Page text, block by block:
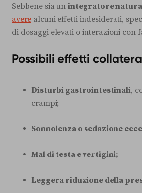
Sebbene sia un integratore
avere alcuni effetti indesiderati,
di dosaggi elevati o interazioni con
Possibili effetti
Disturbi gastrointestinali,
crampi;
Sonnolenza o sedazione
Mal di testa e vertigini;
Leggera riduzione della